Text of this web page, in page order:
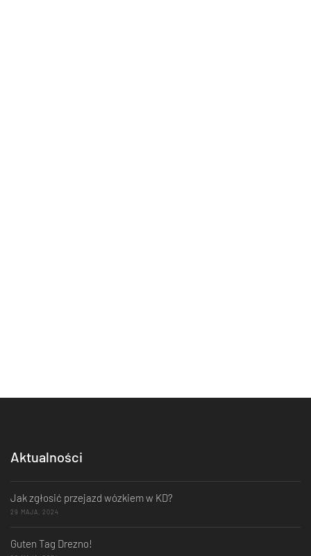
Aktualności
Jak zgłosić przejazd wózkiem w KD?
29 MAJA, 2024
Guten Tag Drezno!